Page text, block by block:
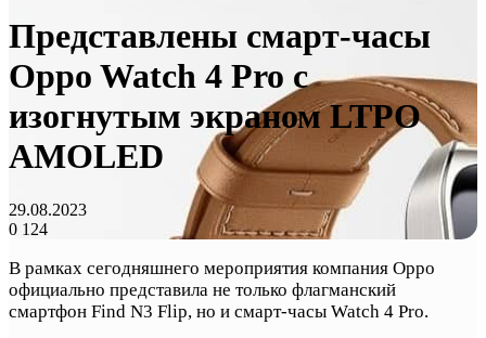
Представлены смарт-часы
Oppo Watch 4 Pro с
изогнутым экраном LTPO
AMOLED
29.08.2023
0 124
В рамках сегодняшнего мероприятия компания Oppo
официально представила не только флагманский
смартфон Find N3 Flip, но и смарт-часы Watch 4 Pro.